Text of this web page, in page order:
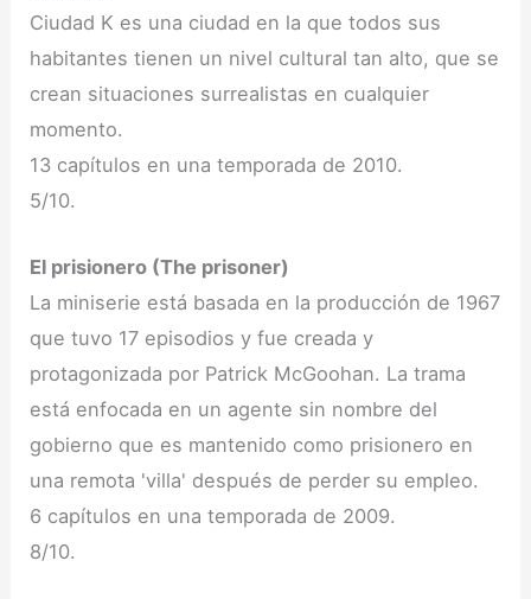
Ciudad K es una ciudad en la que todos sus
habitantes tienen un nivel cultural tan alto, que se
crean situaciones surrealistas en cualquier
momento.
13 capítulos en una temporada de 2010.
5/10.
El prisionero (The prisoner)
La miniserie está basada en la producción de 1967
que tuvo 17 episodios y fue creada y
protagonizada por Patrick McGoohan. La trama
está enfocada en un agente sin nombre del
gobierno que es mantenido como prisionero en
una remota 'villa' después de perder su empleo.
6 capítulos en una temporada de 2009.
8/10.